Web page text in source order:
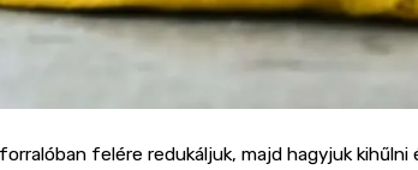
felére redukáljuk, majd hagyjuk kihűlni